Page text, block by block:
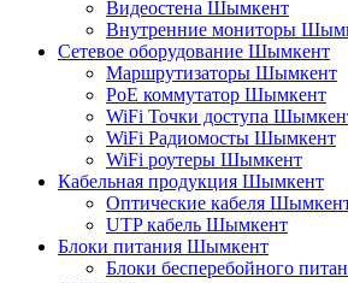
Видеостена Шымкент
Внутренние мониторы
Сетевое оборудование Шымкент
Маршрутизаторы Шымкент
PoE коммутатор Шымкент
WiFi Точки доступа
WiFi Радиомосты Шымкент
WiFi роутеры Шымкент
Кабельная продукция Шымкент
Оптические кабеля
UTP кабель Шымкент
Блоки питания Шымкент
Блоки бесперебойного